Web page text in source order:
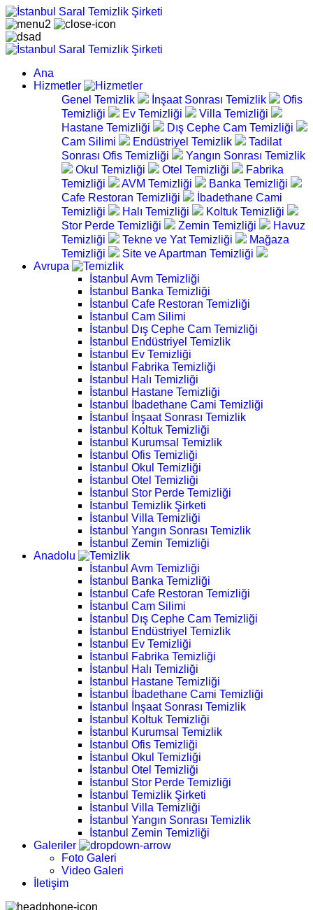
Ana
Hizmetler
Genel Temizlik
İnşaat Sonrası Temizlik
Ofis
Temizliği
Ev Temizliği
Villa Temizliği
Hastane Temizliği
Dış Cephe Cam Temizliği
Cam Silimi
Endüstriyel Temizlik
Tadilat
Sonrası Ofis Temizliği
Yangın Sonrası Temizlik
Okul Temizliği
Otel Temizliği
Fabrika
Temizliği
AVM Temizliği
Banka Temizliği
Cafe Restoran Temizliği
İbadethane Cami
Temizliği
Halı Temizliği
Koltuk Temizliği
Stor Perde Temizliği
Zemin Temizliği
Havuz
Temizliği
Tekne ve Yat Temizliği
Mağaza
Temizliği
Site ve Apartman Temizliği
Avrupa
İstanbul Avm Temizliği
İstanbul Banka Temizliği
İstanbul Cafe Restoran Temizliği
İstanbul Cam Silimi
İstanbul Dış Cephe Cam Temizliği
İstanbul Endüstriyel Temizlik
İstanbul Ev Temizliği
İstanbul Fabrika Temizliği
İstanbul Halı Temizliği
İstanbul Hastane Temizliği
İstanbul İbadethane Cami Temizliği
İstanbul İnşaat Sonrası Temizlik
İstanbul Koltuk Temizliği
İstanbul Kurumsal Temizlik
İstanbul Ofis Temizliği
İstanbul Okul Temizliği
İstanbul Otel Temizliği
İstanbul Stor Perde Temizliği
İstanbul Temizlik Şirketi
İstanbul Villa Temizliği
İstanbul Yangın Sonrası Temizlik
İstanbul Zemin Temizliği
Anadolu
İstanbul Avm Temizliği
İstanbul Banka Temizliği
İstanbul Cafe Restoran Temizliği
İstanbul Cam Silimi
İstanbul Dış Cephe Cam Temizliği
İstanbul Endüstriyel Temizlik
İstanbul Ev Temizliği
İstanbul Fabrika Temizliği
İstanbul Halı Temizliği
İstanbul Hastane Temizliği
İstanbul İbadethane Cami Temizliği
İstanbul İnşaat Sonrası Temizlik
İstanbul Koltuk Temizliği
İstanbul Kurumsal Temizlik
İstanbul Ofis Temizliği
İstanbul Okul Temizliği
İstanbul Otel Temizliği
İstanbul Stor Perde Temizliği
İstanbul Temizlik Şirketi
İstanbul Villa Temizliği
İstanbul Yangın Sonrası Temizlik
İstanbul Zemin Temizliği
Galeriler
Foto Galeri
Video Galeri
İletişim